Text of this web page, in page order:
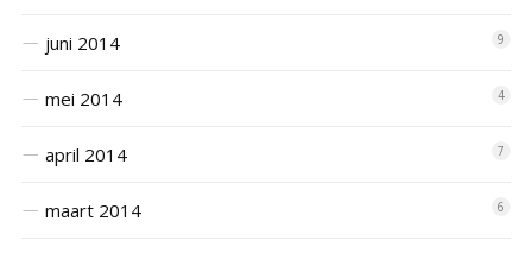
juni 2014 9
mei 2014 4
april 2014 7
maart 2014 6